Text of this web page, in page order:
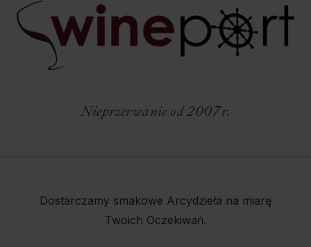
Nieprzerwanie od 2007 r.
Dostarczamy smakowe Arcydzieła na miarę
Twoich Oczekiwań.